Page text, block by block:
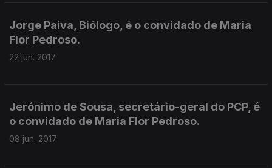
Jorge Paiva, Biólogo, é o convidado de Maria
Flor Pedroso.
22 jun. 2017
Jerónimo de Sousa, secretário-geral do PCP, é
o convidado de Maria Flor Pedroso.
08 jun. 2017